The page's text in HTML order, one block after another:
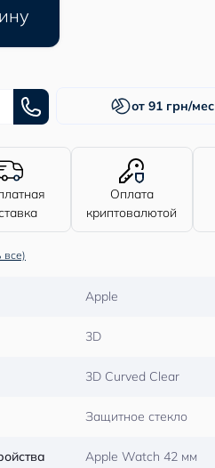
от 91 грн/мес
Оплата
криптовалютой
все)
Apple
3D
3D Curved Clear
Защитное стекло
Apple Watch 42 мм